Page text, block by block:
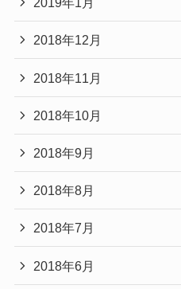
2018年12月
2018年11月
2018年10月
2018年9月
2018年8月
2018年7月
2018年6月